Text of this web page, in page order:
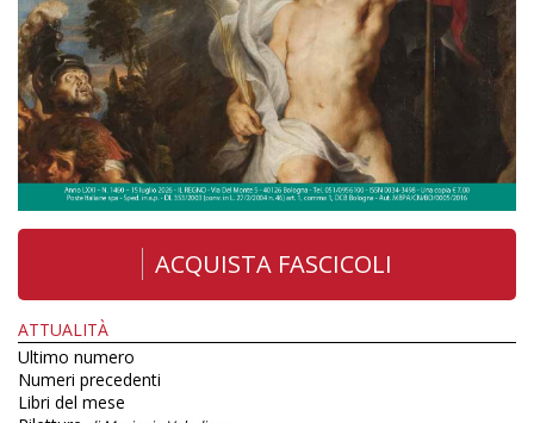
ACQUISTA FASCICOLI
ATTUALITÀ
Ultimo numero
Numeri precedenti
Libri del mese